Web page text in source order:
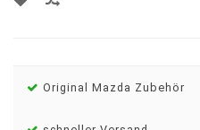
Original Mazda Zubehör